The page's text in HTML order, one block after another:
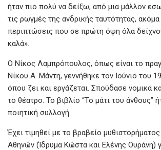
ήταν πιο πολύ να δείξω, από μια μάλλον
τις ρωγμές της ανδρικής ταυτότητας, ακόμα
περιπτώσεις που σε πρώτη όψη όλα
καλά».
Ο Νίκος Λαμπρόπουλος, όπως είναι το
Νίκου Α. Μάντη, γεννήθηκε τον Ιούνιο του
όπου ζει και εργάζεται. Σπούδασε νομικά
το θέατρο. Το βιβλίο “Το μάτι του άνθους”
ποιητική συλλογή.
Έχει τιμηθεί με το βραβείο
Αθηνών (Ίδρυμα Κώστα και Ελένης Ουράνη)